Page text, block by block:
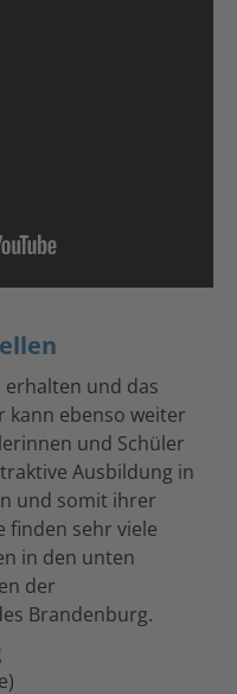
und das
kann ebenso weiter
und Schüler
Ausbildung in
und somit ihrer
finden sehr viele
in den unten
der
Brandenburg.